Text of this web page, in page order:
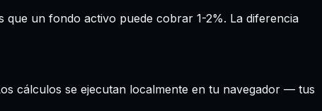
un fondo activo puede cobrar 1-2%. La diferencia
cálculos se ejecutan localmente en tu navegador — tus